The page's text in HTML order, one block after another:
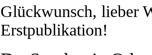
Glückwunsch, lieber
Erstpublikation!